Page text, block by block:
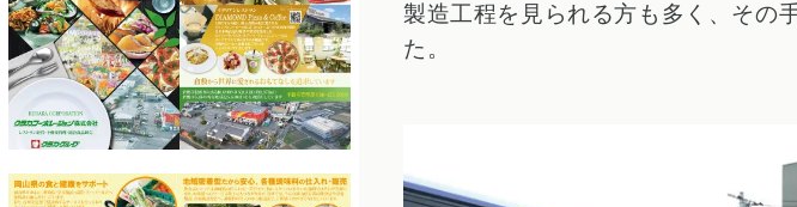
製造工程を見られる方も多く、その
た。